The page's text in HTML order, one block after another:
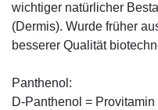
wichtiger natürlicher
(Dermis). Wurde früher
besserer Qualität
Panthenol:
D-Panthenol =